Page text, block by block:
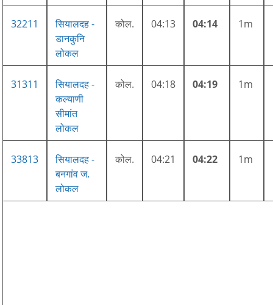
32211
सियालदह -
डानकुनि
लोकल
कोल. 04:13 04:14 1m
31311
सियालदह -
कल्याणी
सीमांत
लोकल
कोल. 04:18 04:19 1m
33813
सियालदह -
बनगांव ज.
लोकल
कोल. 04:21 04:22 1m